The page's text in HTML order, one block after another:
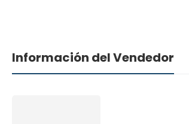
Información del Vendedor